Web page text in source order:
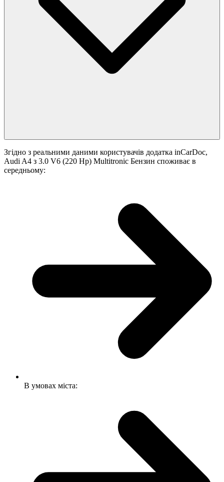
Згідно з реальними даними користувачів додатка inCarDoc,
Audi A4 з 3.0 V6 (220 Hp) Multitronic Бензин споживає в
середньому:
В умовах міста: